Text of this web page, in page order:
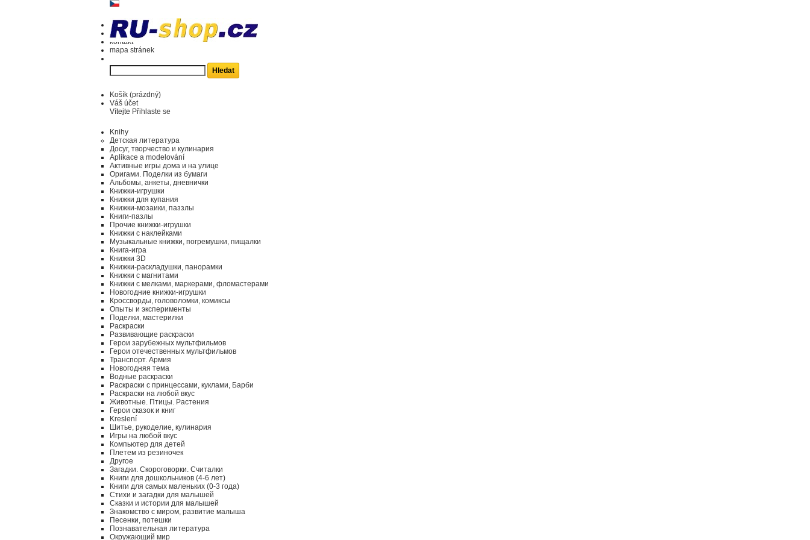
kontakt
mapa stránek
Košík (prázdný)
Váš účet
Vítejte Přihlaste se
Knihy
Детская литература
Досуг, творчество и кулинария
Aplikace a modelování
Активные игры дома и на улице
Оригами. Поделки из бумаги
Альбомы, анкеты, дневнички
Книжки-игрушки
Книжки для купания
Книжки-мозаики, паззлы
Книги-пазлы
Прочие книжки-игрушки
Книжки с наклейками
Музыкальные книжки, погремушки, пищалки
Книга-игра
Книжки 3D
Книжки-раскладушки, панорамки
Книжки с магнитами
Книжки с мелками, маркерами, фломастерами
Новогодние книжки-игрушки
Кроссворды, головоломки, комиксы
Опыты и эксперименты
Поделки, мастерилки
Раскраски
Развивающие раскраски
Герои зарубежных мультфильмов
Герои отечественных мультфильмов
Транспорт. Армия
Новогодняя тема
Водные раскраски
Раскраски с принцессами, куклами, Барби
Раскраски на любой вкус
Животные. Птицы. Растения
Герои сказок и книг
Kreslení
Шитье, рукоделие, кулинария
Игры на любой вкус
Компьютер для детей
Плетем из резиночек
Другое
Загадки. Скороговорки. Считалки
Книги для дошкольников (4-6 лет)
Книги для самых маленьких (0-3 года)
Стихи и загадки для малышей
Сказки и истории для малышей
Знакомство с миром, развитие малыша
Песенки, потешки
Познавательная литература
Окружающий мир